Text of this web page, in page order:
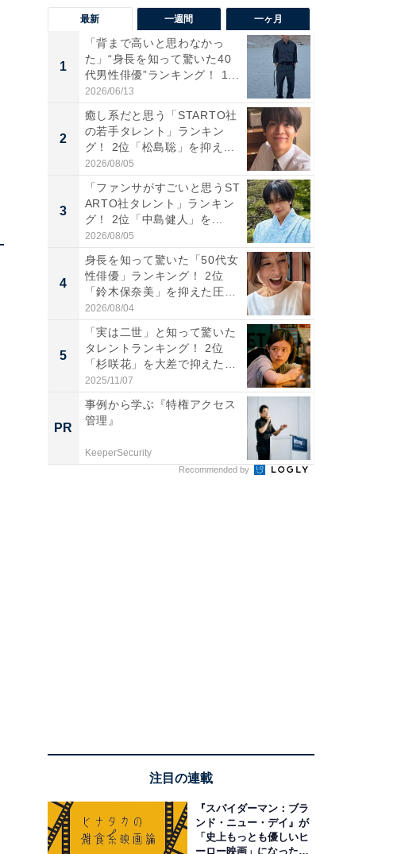
最新 一週間 一ヶ月
1
「背まで高いと思わなかっ
た」“身長を知って驚いた40
代男性俳優”ランキング！ 1...
2026/06/13
2
癒し系だと思う「STARTO社
の若手タレント」ランキン
グ！ 2位「松島聡」を抑え...
2026/08/05
3
「ファンサがすごいと思うST
ARTO社タレント」ランキン
グ！ 2位「中島健人」を...
2026/08/05
4
身長を知って驚いた「50代女
性俳優」ランキング！ 2位
「鈴木保奈美」を抑えた圧
倒...
2026/08/04
5
「実は二世」と知って驚いた
タレントランキング！ 2位
「杉咲花」を大差で抑えた1
位...
2025/11/07
PR
事例から学ぶ『特権アクセス
管理』
KeeperSecurity
Recommended by
注目の連載
『スパイダーマン：ブラ
ンド・ニュー・デイ』が
「史上もっとも優しいヒ
ーロー映画」になった理